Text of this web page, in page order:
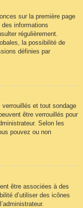
sur la première page
informations
régulièrement.
la possibilité de
définies par
et tout sondage
être verrouillés pour
Selon les
pouvez ou non
être associées à des
d’utiliser des icônes